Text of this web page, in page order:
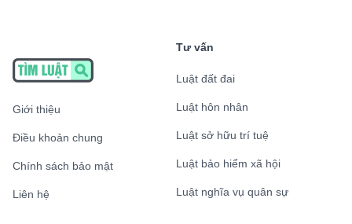
Giới thiệu
Điều khoản chung
Chính sách bảo mật
Liên hệ
Tư vấn
Luật đất đai
Luật hôn nhân
Luật sở hữu trí tuệ
Luật bảo hiểm xã hội
Luật nghĩa vụ quân sự